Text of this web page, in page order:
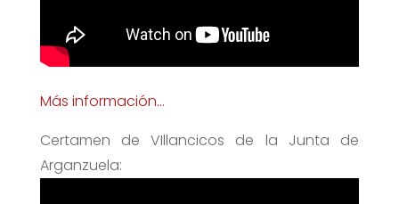
Más información…
Certamen de VIllancicos de la Junta de
Arganzuela: